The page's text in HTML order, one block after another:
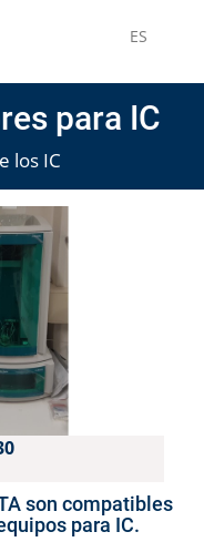
ES
para IC
los IC
son compatibles
para IC.